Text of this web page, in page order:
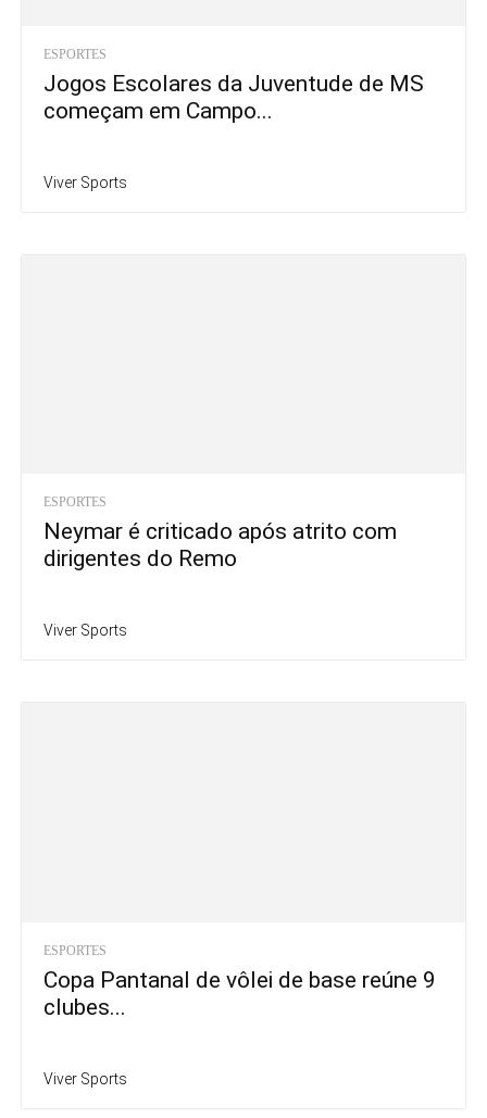
ESPORTES
Jogos Escolares da Juventude de MS
começam em Campo...
Viver Sports
ESPORTES
Neymar é criticado após atrito com
dirigentes do Remo
Viver Sports
ESPORTES
Copa Pantanal de vôlei de base reúne 9
clubes...
Viver Sports